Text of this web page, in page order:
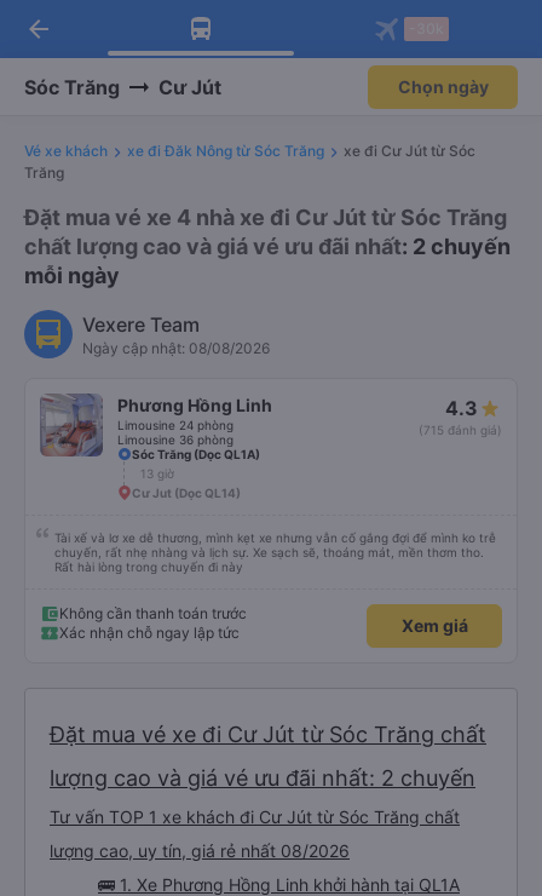
Tải app Vexere ngay!
Nhận ưu đãi thành viên độc
Mở app
Tải app Vexere
-30k/ghế khi đặt vé máy bay qua
Mở app
arrow_back
Sóc Trăng Cư Jút Chọn ngày
Vé xe khách xe đi Đăk Nông từ Sóc Trăng
xe đi Cư Jút từ Sóc
Trăng
Đặt mua vé xe 4 nhà xe đi Cư Jút từ Sóc Trăng
chất lượng cao và giá vé ưu đãi nhất: 2 chuyến
mỗi ngày
Vexere Team
Ngày cập nhật: 08/08/2026
Phương Hồng Linh
Limousine 24 phòng
Limousine 36 phòng
4.3
(715 đánh giá)
Sóc Trăng (Dọc QL1A)
13 giờ
Cư Jut (Dọc QL14)
Tài xế và lơ xe dễ thương, mình kẹt xe nhưng vẫn cố gắng đợi để mình ko trễ
chuyến, rất nhẹ nhàng và lịch sự. Xe sạch sẽ, thoáng mát, mền thơm tho.
Rất hài lòng trong chuyến đi này
Không cần thanh toán trước
Xác nhận chỗ ngay lập tức
Xem giá
Đặt mua vé xe đi Cư Jút từ Sóc Trăng chất
lượng cao và giá vé ưu đãi nhất: 2 chuyến
Tư vấn TOP 1 xe khách đi Cư Jút từ Sóc Trăng chất
lượng cao, uy tín, giá rẻ nhất 08/2026
🚌 1. Xe Phương Hồng Linh khởi hành tại QL1A